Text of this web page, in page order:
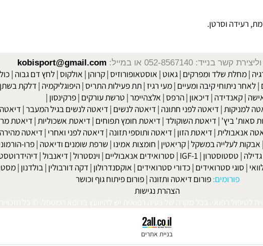
052-8567140 או במייל:kobisport@gmail.com
שלד ומפרקים|גאוט|אוסטאופורוזיס|קרוהן|אולקוס|לחץ דם גבוה
ניתוחי קיבה ומעיים| מעי רגיז |תת פעילות התריס|היפוגליקמיה|דלקת בשתן|
קאנדידה|דיכאון|הרפס|אלצהיימר| טרשת עורקים|פרקינסון|
|דיאטה לפני חתונה|דיאטה לנשים|דיאטה לנשים בגיל המעבר|דיאטה
ביץ'|דיאטת השוקולד|דיאטת חומץ תפוחים|דיאטת אשכוליות|דיאטת מרק
|דיאטת הזון|דיאטה ותוספי תזונה|דיאטה לפני ואחרי|דיאטה מהירה
לעלייה במשקל|קריאטין|חומצות אמינו|שרפת שומנים ודיאטה|פרו-
טסטוסטרון|
IGF-1
|סטרואידים אנאבוליים|וינסטרול|דיאנבול
כדורי סטרואידים|אוקסנדרולון
הצהרת נגישות
רפואי. בכל מקרה של בעיה רפואית יש להיוועץ ברופא המטפל. © כל הזכויות